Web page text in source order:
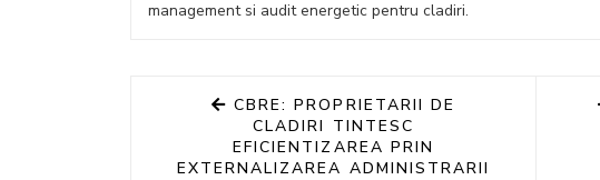
management si audit energetic pentru cladiri.
CBRE: PROPRIETARII DE
CLADIRI TINTESC
EFICIENTIZAREA PRIN
EXTERNALIZAREA ADMINISTRARII